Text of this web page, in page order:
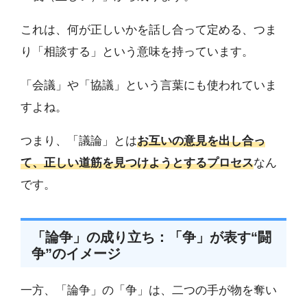
これは、何が正しいかを話し合って定める、つま
り「相談する」という意味を持っています。
「会議」や「協議」という言葉にも使われていま
すよね。
つまり、「議論」とはお互いの意見を出し合っ
て、正しい道筋を見つけようとするプロセスなん
です。
「論争」の成り立ち：「争」が表す“闘
争”のイメージ
一方、「論争」の「争」は、二つの手が物を奪い